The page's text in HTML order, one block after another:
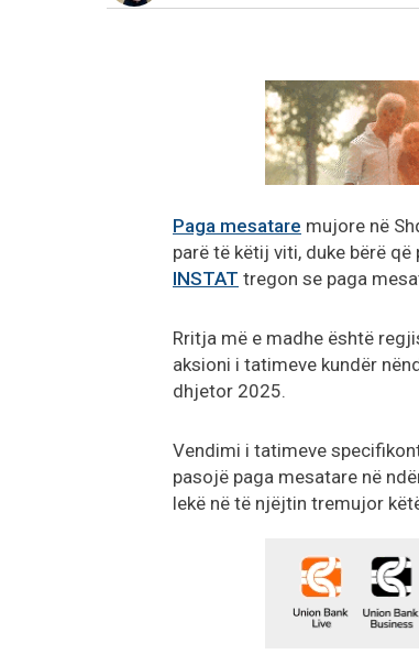
Paga mesatare mujore në
parë të këtij viti, duke bërë
INSTAT tregon se paga
Rritja më e madhe është
aksioni i tatimeve kundër
dhjetor 2025.
Vendimi i tatimeve
pasojë paga mesatare në
lekë në të njëjtin tremujor